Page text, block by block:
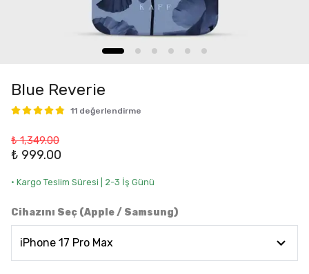
Blue Reverie
11 değerlendirme
₺ 1,349.00
₺ 999.00
• Kargo Teslim Süresi | 2-3 İş Günü
Cihazını Seç (Apple / Samsung)